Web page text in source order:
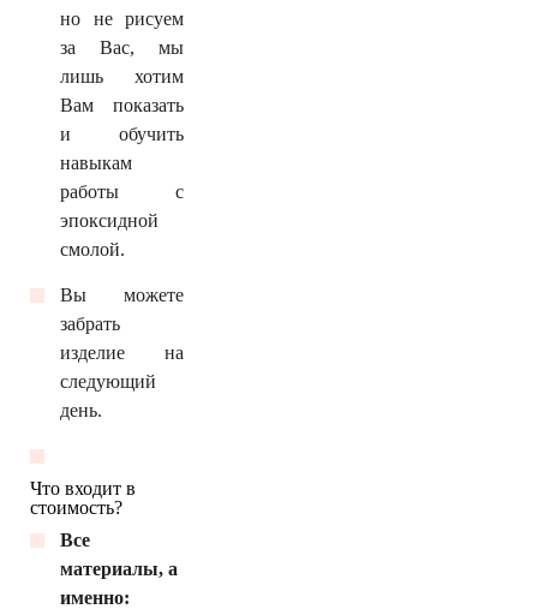
но не рисуем
за Вас, мы
лишь хотим
Вам показать
и обучить
навыкам
работы с
эпоксидной
смолой.
Вы можете
забрать
изделие на
следующий
день.
Что входит в
стоимость?
Все
материалы, а
именно: